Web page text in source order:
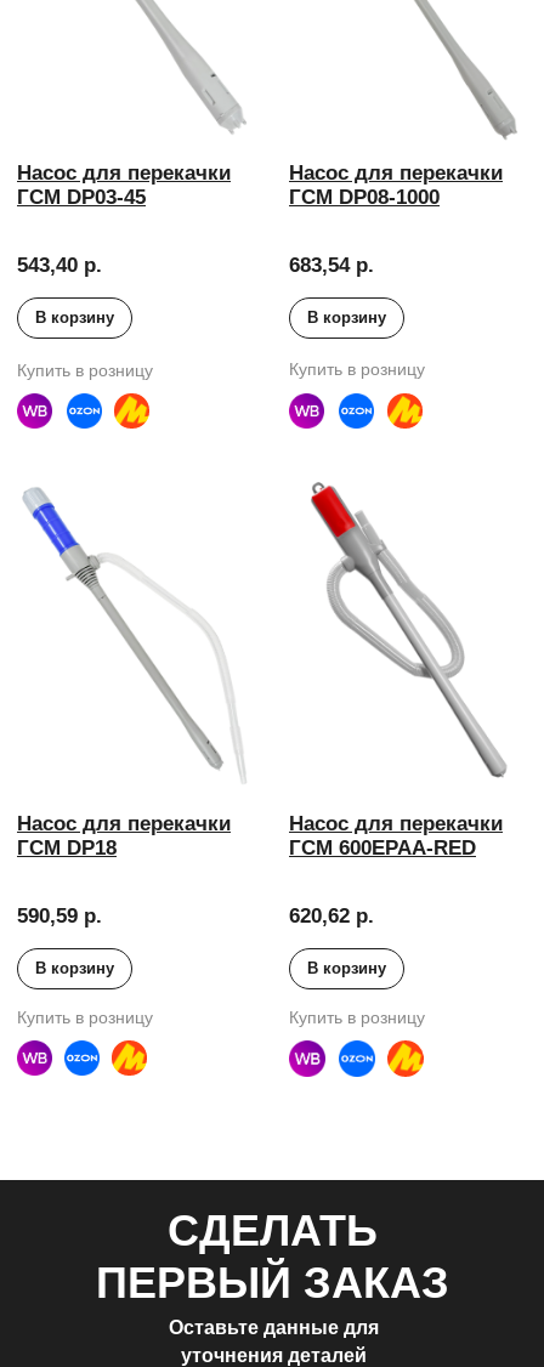
СДЕЛАТЬ
ПЕРВЫЙ ЗАКАЗ
Оставьте данные для
уточнения деталей